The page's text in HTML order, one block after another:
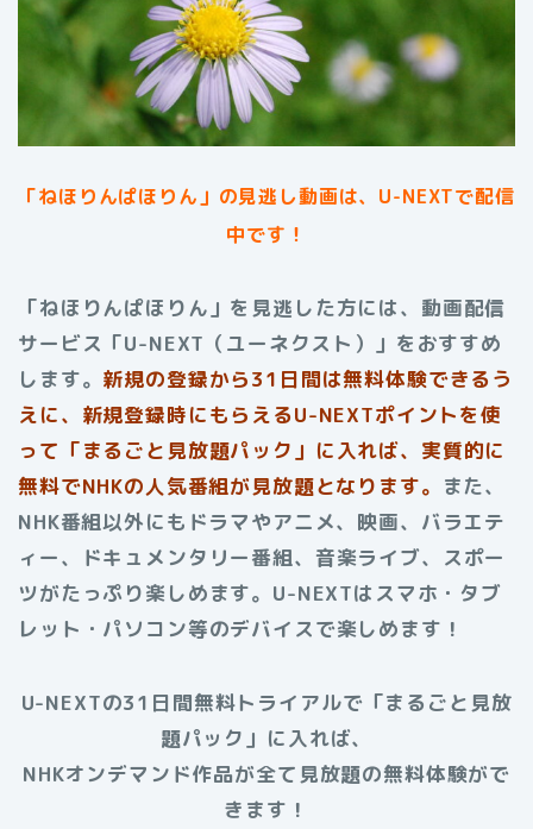
「ねほりんぱほりん」 の見逃し動画は、U-NEXTで配信
中です！
「ねほりんぱほりん」を見逃した方には、動画配信
サービス「U-NEXT（ユーネクスト）」をおすすめ
します。 新規の登録から31日間は無料体験できるう
えに、新規登録時にもらえるU-NEXTポイントを使
って「まるごと見放題パック」に入れば、実質的に
無料でNHKの人気番組が見放題となります。 また、
NHK番組以外にもドラマやアニメ、映画、バラエテ
ィー、ドキュメンタリー番組、音楽ライブ、スポー
ツがたっぷり楽しめます。U-NEXTはスマホ・タブ
レット・パソコン等のデバイスで楽しめます！
U-NEXTの31日間無料トライアルで「まるごと見放
題パック」に入れば、
NHKオンデマンド作品が全て見放題の無料体験がで
きます！